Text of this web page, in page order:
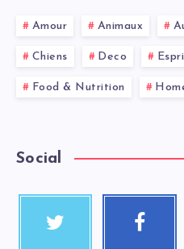
Amour Animaux
Chiens Deco
Food & Nutrition
Social